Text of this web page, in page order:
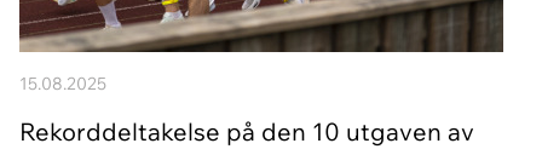
15.08.2025
Rekorddeltakelse på den 10 utgaven av